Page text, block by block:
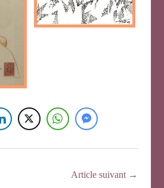
Article suivant →